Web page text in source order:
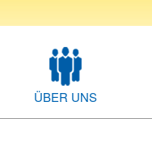
ÜBER UNS